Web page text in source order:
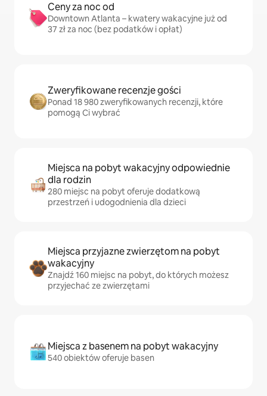
Ceny za noc od
Downtown Atlanta – kwatery wakacyjne już od
37 zł za noc (bez podatków i opłat)
Zweryfikowane recenzje gości
Ponad 18 980 zweryfikowanych recenzji, które
pomogą Ci wybrać
Miejsca na pobyt wakacyjny odpowiednie
dla rodzin
280 miejsc na pobyt oferuje dodatkową
przestrzeń i udogodnienia dla dzieci
Miejsca przyjazne zwierzętom na pobyt
wakacyjny
Znajdź 160 miejsc na pobyt, do których możesz
przyjechać ze zwierzętami
Miejsca z basenem na pobyt wakacyjny
540 obiektów oferuje basen